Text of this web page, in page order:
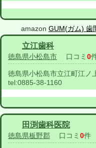
amazon GUM(ガム) 歯
立江歯科
徳島県小松島市 口コミ 0
徳島県小松島市立江町江ノ
tel:0885-38-1160
田渕歯科医院
徳島県板野郡 口コミ 0